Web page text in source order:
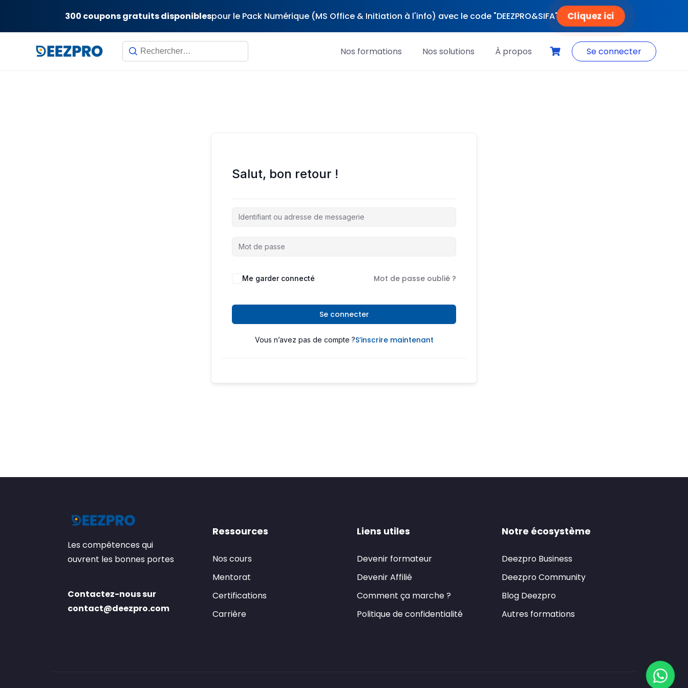
300 coupons gratuits disponiblespour le Pack Numérique (MS Office & Initiation à l'info) avec le code "DEEZPRO&SIFA" Cliquez ici
Nos formations Nos solutions À propos Se connecter
Salut, bon retour !
Me garder connecté Mot de passe oublié ?
Se connecter
Vous n’avez pas de compte ?S’inscrire maintenant
Les compétences qui
ouvrent les bonnes portes
Contactez-nous sur
contact@deezpro.com
Ressources
Nos cours
Mentorat
Certifications
Carrière
Liens utiles
Devenir formateur
Devenir Affilié
Comment ça marche ?
Politique de confidentialité
Notre écosystème
Deezpro Business
Deezpro Community
Blog Deezpro
Autres formations